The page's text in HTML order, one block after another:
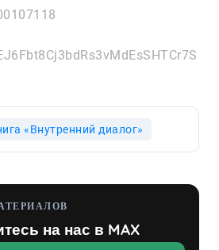
«Внутренний диалог»
на нас в MAX